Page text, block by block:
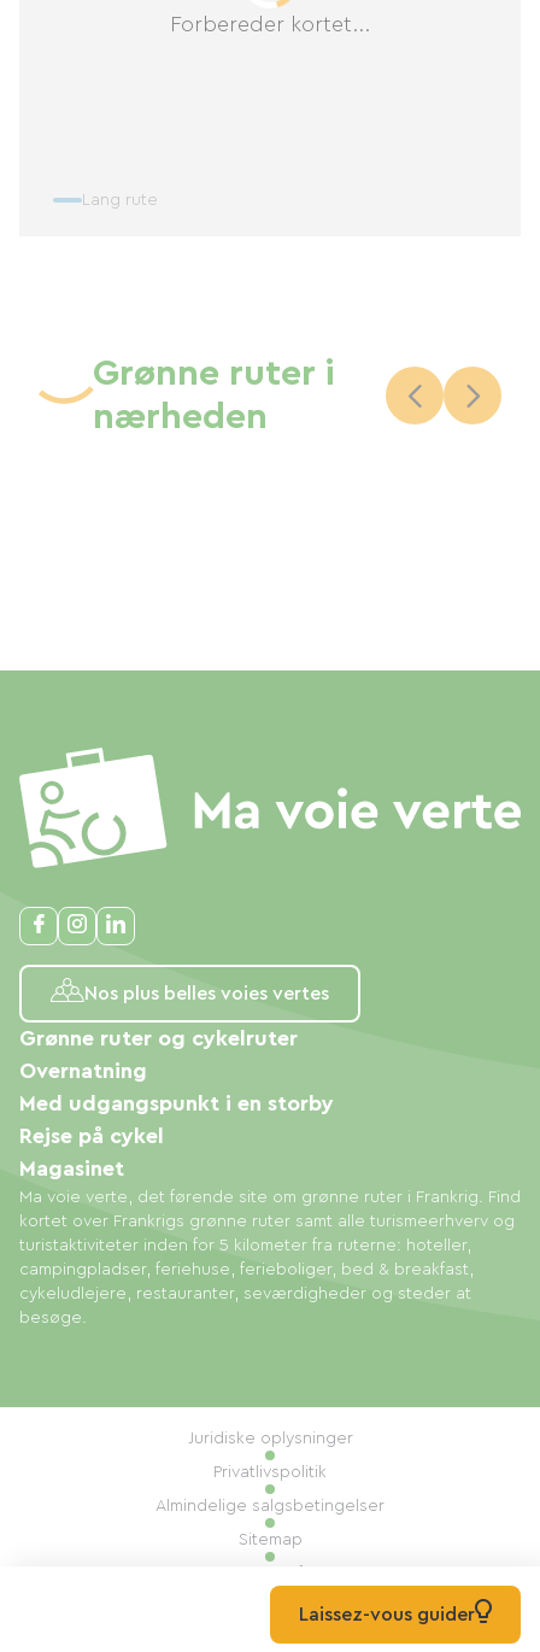
Forbereder kortet...
Lang rute
Grønne ruter i
nærheden
Nos plus belles voies vertes
Ma voie verte, det førende site om grønne ruter i Frankrig. Find
kortet over Frankrigs grønne ruter samt alle turismeerhverv og
turistaktiviteter inden for 5 kilometer fra ruterne: hoteller,
campingpladser, feriehuse, ferieboliger, bed & breakfast,
cykeludlejere, restauranter, seværdigheder og steder at
besøge.
Grønne ruter og cykelruter
Overnatning
Med udgangspunkt i en storby
Rejse på cykel
Magasinet
© 2026 Ma Voie Verte Alle rettigheder forbeholdes
Juridiske oplysninger
Privatlivspolitik
Almindelige salgsbetingelser
Sitemap
Udført af: Mill, PrivasLaissez-vous guider